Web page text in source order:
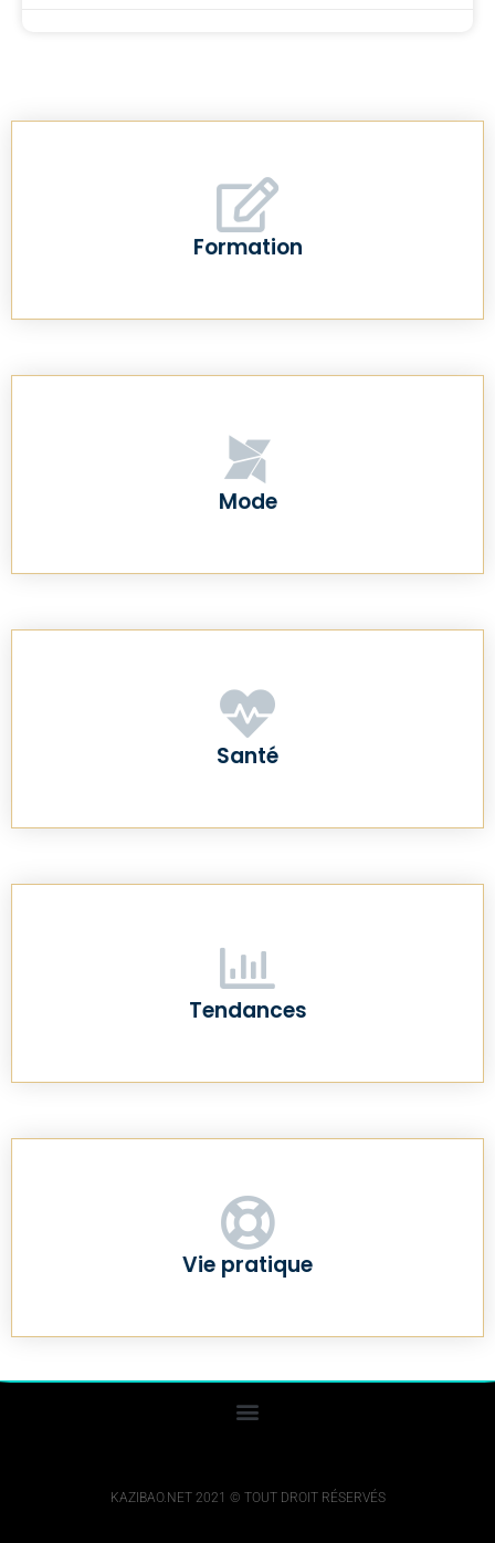
Formation
Mode
Santé
Tendances
Vie pratique
KAZIBAO.NET 2021 © TOUT DROIT RÉSERVÉS